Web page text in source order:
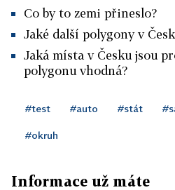
Co by to zemi přineslo?
Jaké další polygony v
Jaká místa v Česku jsou
polygonu vhodná?
#test #auto #stát
#okruh
Informace už máte